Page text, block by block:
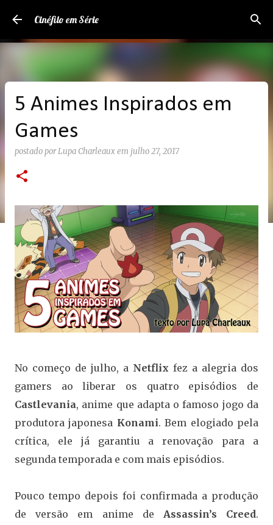
Pular para o conteúdo principal
Cinéfilo em Série
5 Animes Inspirados em
Games
postado porLupa Charleauxem julho 27, 2017
No começo de julho, a Netflix fez a alegria dos
gamers ao liberar os quatro episódios de
Castlevania, anime que adapta o famoso jogo da
produtora japonesa Konami. Bem elogiado pela
crítica, ele já garantiu a renovação para a
segunda temporada e com mais episódios.
Pouco tempo depois foi confirmada a produção
de versão em anime de Assassin’s Creed.